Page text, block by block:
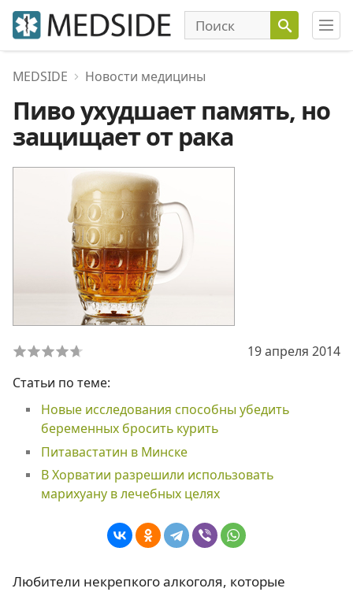
MEDSIDE Новости медицины
Пиво ухудшает память, но
защищает от рака
19 апреля 2014
Статьи по теме:
Новые исследования способны убедить
беременных бросить курить
Питавастатин в Минске
В Хорватии разрешили использовать
марихуану в лечебных целях
Любители некрепкого алкоголя, которые